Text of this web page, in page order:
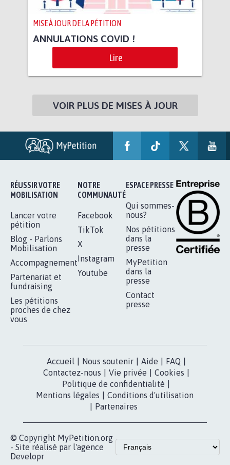
MISE À JOUR DE LA PÉTITION
ANNULATIONS COVID !
Lire
VOIR PLUS DE MISES À JOUR
RÉUSSIR VOTRE
MOBILISATION
Lancer votre
pétition
Blog - Parlons
Mobilisation
Accompagnement
Partenariat et
fundraising
Les pétitions
proches de chez
vous
NOTRE
COMMUNAUTÉ
Facebook
TikTok
X
Instagram
Youtube
ESPACE PRESSE
Qui sommes-
nous?
Nos pétitions
dans la
presse
MyPetition
dans la
presse
Contact
presse
Accueil Nous soutenir Aide FAQ
Contactez-nous
Vie privée Cookies
Politique de confidentialité
Mentions légales
Conditions d'utilisation
Partenaires
© Copyright MyPetition.org
- Site réalisé par l'agence
Developr